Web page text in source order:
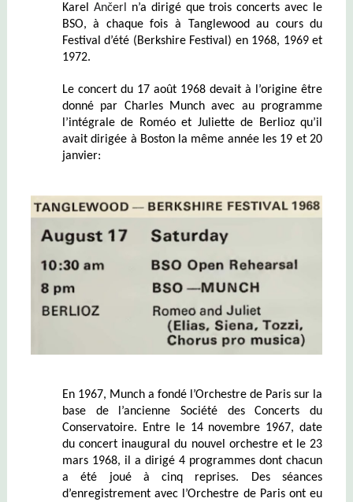
Karel Ančerl n’a dirigé que trois concerts avec le
BSO, à chaque fois à Tanglewood au cours du
Festival d’été (Berkshire Festival) en 1968, 1969 et
1972.
Le concert du 17 août 1968 devait à l’origine être
donné par Charles Munch avec au programme
l’intégrale de Roméo et Juliette de Berlioz qu’il
avait dirigée à Boston la même année les 19 et 20
janvier:
En 1967, Munch a fondé l’Orchestre de Paris sur la
base de l’ancienne Société des Concerts du
Conservatoire. Entre le 14 novembre 1967, date
du concert inaugural du nouvel orchestre et le 23
mars 1968, il a dirigé 4 programmes dont chacun
a été joué à cinq reprises. Des séances
d’enregistrement avec l’Orchestre de Paris ont eu